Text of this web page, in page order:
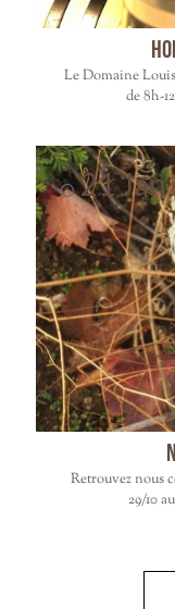
Le Domaine
de 8h-
21
Retrouvez nous
29/10